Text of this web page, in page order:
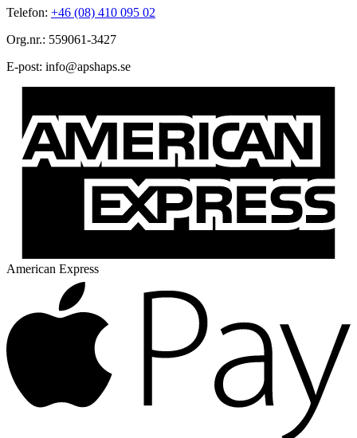
Telefon: +46 (08) 410 095 02
Org.nr.: 559061-3427
E-post:
es.spahspa
@ofni
American Express